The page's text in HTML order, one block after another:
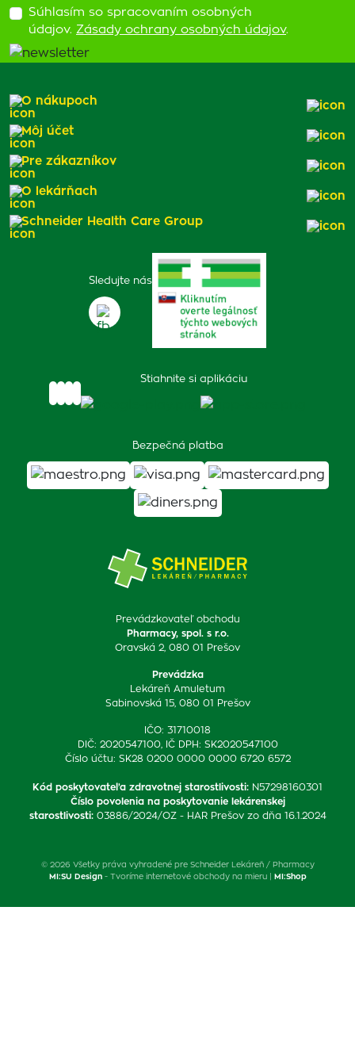
Súhlasím so spracovaním osobných
údajov. Zásady ochrany osobných údajov.
Prevádzkovateľ obchodu
Pharmacy, spol. s r.o.
Oravská 2, 080 01 Prešov
Prevádzka
Lekáreň Amuletum
Sabinovská 15, 080 01 Prešov
IČO: 31710018
DIČ: 2020547100, IČ DPH: SK2020547100
Číslo účtu: SK28 0200 0000 0000 6720 6572
Kód poskytovateľa zdravotnej starostlivosti: N57298160301
Číslo povolenia na poskytovanie lekárenskej
starostlivosti: 03886/2024/OZ - HAR Prešov zo dňa 16.1.2024
Sledujte nás
Stiahnite si aplikáciu
Bezpečná platba
O nákupoch
Môj účet
Pre zákazníkov
O lekárňach
Schneider Health Care Group
© 2026 Všetky práva vyhradené pre Schneider Lekáreň / Pharmacy
MI:SU Design- Tvoríme internetové obchody na mieru | MI:Shop